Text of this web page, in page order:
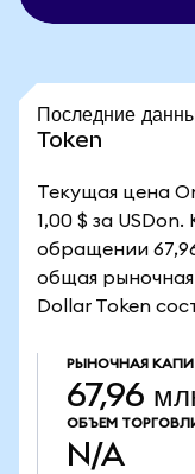
Последние
Token
Текущая цена
1,00 $ за
обращении
общая рыночная
Dollar Token
РЫНОЧНАЯ
67,96
ОБЪЕМ
N/A